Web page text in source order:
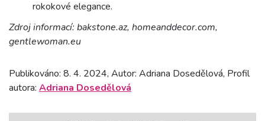
rokokové elegance.
Zdroj informací: bakstone.az, homeanddecor.com,
gentlewoman.eu
Publikováno: 8. 4. 2024, Autor: Adriana Dosedělová, Profil
autora: Adriana Dosedělová